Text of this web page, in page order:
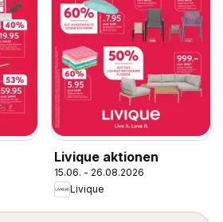
Livique aktionen
15.06. - 26.08.2026
Livique